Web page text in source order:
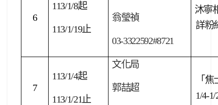
6
113/1/8起
113/1/19止
翁瑩禎
03-3322592#8721
沐寧
詳粉
7
113/1/4起
113/1/21止
文化局
郭喆超
「
1/4-